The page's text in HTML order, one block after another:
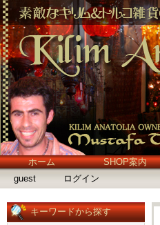
ホーム SHOP案内
guest
ログイン
キーワードから探す